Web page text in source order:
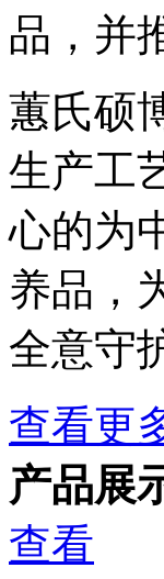
品，并
蕙氏硕
生产工
心的为
养品，
全意守
查看更
产品展
查看